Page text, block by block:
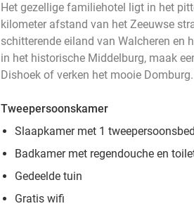
Het gezellige familiehotel ligt in het
kilometer afstand van het Zeeuwse
schitterende eiland van Walcheren en
in het historische Middelburg, maak
Dishoek of verken het mooie
Tweepersoonskamer
Slaapkamer met 1 tweepersoonsbed
Badkamer met regendouche en
Gedeelde tuin
Gratis wifi